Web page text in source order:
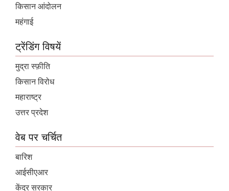
किसान आंदोलन
महंगाई
ट्रेंडिंग विषयें
मुद्रा स्फ़ीति
किसान विरोध
महाराष्ट्र
उत्तर प्रदेश
वेब पर चर्चित
बारिश
आईसीएआर
केंद्र सरकार